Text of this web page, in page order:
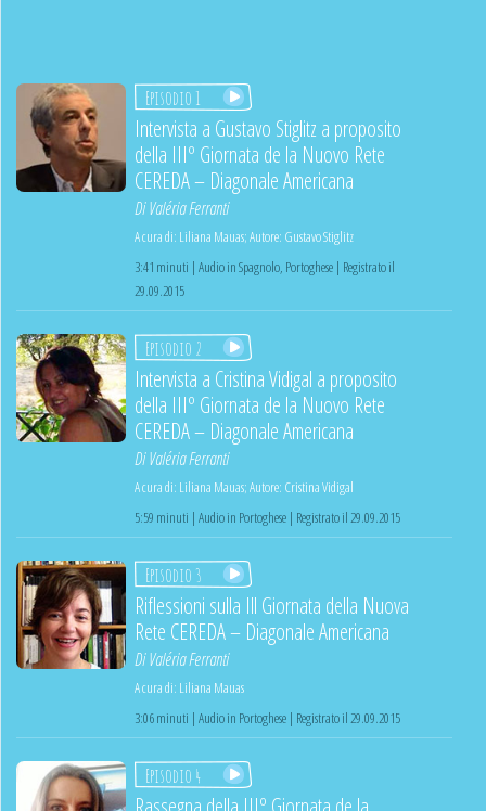
Episodio 1
Intervista a Gustavo Stiglitz a proposito
della IIIº Giornata de la Nuovo Rete
CEREDA – Diagonale Americana
DiValéria Ferranti
A cura di: Liliana Mauas;Autore: Gustavo Stiglitz
3:41 minuti | Audio in Spagnolo, Portoghese | Registrato il
29.09.2015
Episodio 2
Intervista a Cristina Vidigal a proposito
della IIIº Giornata de la Nuovo Rete
CEREDA – Diagonale Americana
DiValéria Ferranti
A cura di: Liliana Mauas;Autore: Cristina Vidigal
5:59 minuti | Audio in Portoghese | Registrato il 29.09.2015
Episodio 3
Riflessioni sulla Ill Giornata della Nuova
Rete CEREDA – Diagonale Americana
DiValéria Ferranti
A cura di: Liliana Mauas
3:06 minuti | Audio in Portoghese | Registrato il 29.09.2015
Episodio 4